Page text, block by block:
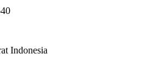
Indonesia